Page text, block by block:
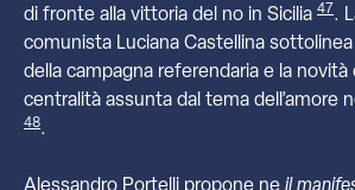
di fronte alla vittoria del no in Sicilia 47.
comunista Luciana Castellina
della campagna referendaria e la
centralità assunta dal tema dell’amore
48.